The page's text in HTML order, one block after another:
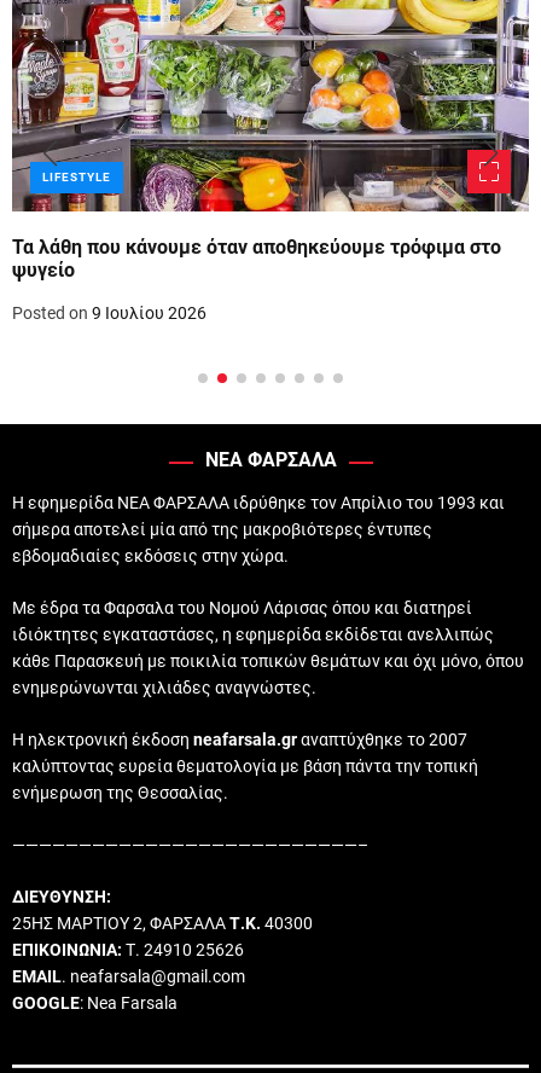
LIFESTYLE
Τα λάθη που κάνουμε όταν αποθηκεύουμε τρόφιμα στο
ψυγείο
Posted on 9 Ιουλίου 2026
ΝΕΑ ΦΑΡΣΑΛΑ
Η εφημερίδα ΝΕΑ ΦΑΡΣΑΛΑ ιδρύθηκε τον Απρίλιο του 1993 και
σήμερα αποτελεί μία από της μακροβιότερες έντυπες
εβδομαδιαίες εκδόσεις στην χώρα.
Με έδρα τα Φαρσαλα του Νομού Λάρισας όπου και διατηρεί
ιδιόκτητες εγκαταστάσες, η εφημερίδα εκδίδεται ανελλιπώς
κάθε Παρασκευή με ποικιλία τοπικών θεμάτων και όχι μόνο, όπου
ενημερώνωνται χιλιάδες αναγνώστες.
Η ηλεκτρονική έκδοση neafarsala.grαναπτύχθηκε το 2007
καλύπτοντας ευρεία θεματολογία με βάση πάντα την τοπική
ενήμερωση της Θεσσαλίας.
——————————————————————————–
ΔΙΕΥΘΥΝΣΗ:
25ΗΣ ΜΑΡΤΙΟΥ 2, ΦΑΡΣΑΛΑΤ.Κ. 40300
ΕΠΙΚΟΙΝΩΝΙΑ: Τ. 24910 25626
EMAIL. neafarsala@gmail.com
GOOGLE: Nea Farsala